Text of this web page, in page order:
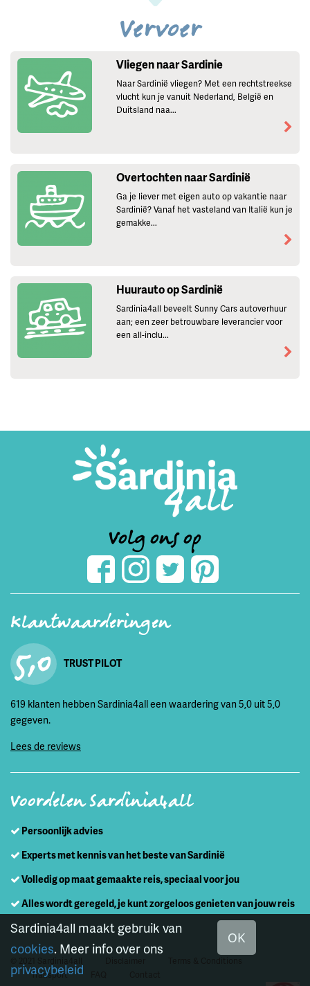
Vervoer
Vliegen naar Sardinie
Naar Sardinië vliegen? Met een rechtstreekse
vlucht kun je vanuit Nederland, België en
Duitsland naa...
Overtochten naar Sardinië
Ga je liever met eigen auto op vakantie naar
Sardinië? Vanaf het vasteland van Italië kun je
gemakke...
Huurauto op Sardinië
Sardinia4all beveelt Sunny Cars autoverhuur
aan; een zeer betrouwbare leverancier voor
een all-inclu...
Volg ons op
Klantwaarderingen
5,0 TRUST PILOT
619 klanten hebben Sardinia4all een waardering van 5,0 uit 5,0
gegeven.
Lees de reviews
Voordelen Sardinia4all
Persoonlijk advies
Experts met kennis van het beste van Sardinië
Volledig op maat gemaakte reis, speciaal voor jou
Alles wordt geregeld, je kunt zorgeloos genieten van jouw reis
Transport
Sardinia4all maakt gebruik van
cookies. Meer info over ons
privacybeleid
OK